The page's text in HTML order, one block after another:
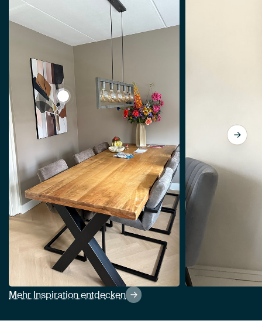
Mehr Inspiration entdecken
View Abstrakt von Your unique art